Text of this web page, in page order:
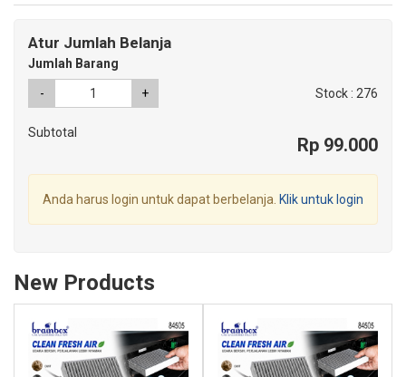
Atur Jumlah Belanja
Jumlah Barang
- + Stock : 276
Subtotal
Rp 99.000
Anda harus login untuk dapat berbelanja. Klik untuk login
New Products